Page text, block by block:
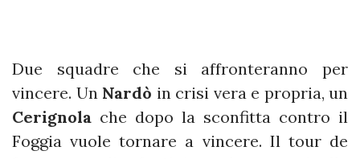
Due squadre che si affronteranno per
vincere. Un Nardò in crisi vera e propria, un
Cerignola che dopo la sconfitta contro il
Foggia vuole tornare a vincere. Il tour de